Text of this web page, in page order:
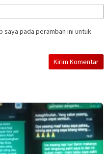
saya pada peramban ini untuk